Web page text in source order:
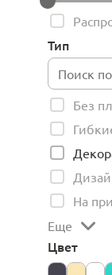
Тип
Без
На
Еще
Цвет